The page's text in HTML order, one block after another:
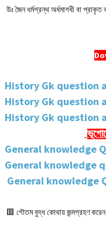
উঃ জৈন ধর্মগ্রন্থ অর্ধমাগধী বা প্রাকৃত
History Gk question
History Gk question
History Gk question
General knowledge
General knowledge
General knowledge
🟥 গৌতম বুদ্ধ কোথায় জন্মগ্রহণ